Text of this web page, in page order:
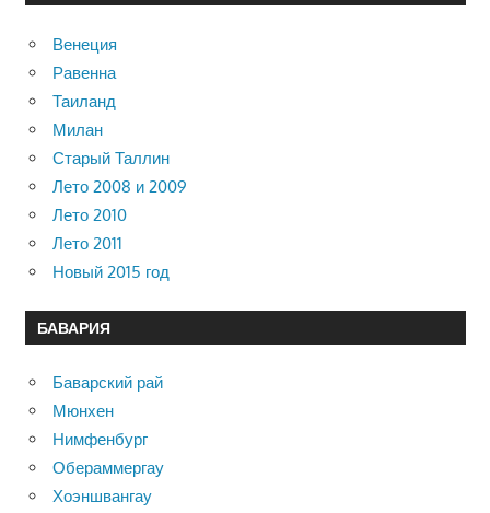
Венеция
Равенна
Таиланд
Милан
Старый Таллин
Лето 2008 и 2009
Лето 2010
Лето 2011
Новый 2015 год
БАВАРИЯ
Баварский рай
Мюнхен
Нимфенбург
Обераммергау
Хоэншвангау